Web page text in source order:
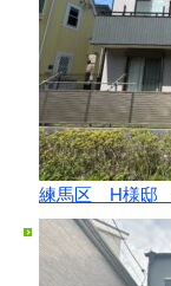
練馬区 H様邸